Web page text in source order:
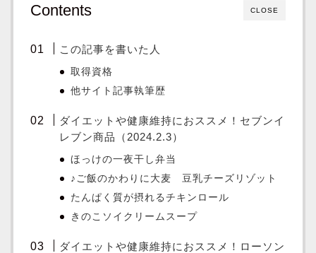
CLOSE
Contents
この記事を書いた人
取得資格
他サイト記事執筆歴
ダイエットや健康維持におススメ！セブンイ
レブン商品（2024.2.3）
ほっけの一夜干し弁当
♪ご飯のかわりに大麦 豆乳チーズリゾット
たんぱく質が摂れるチキンロール
きのこソイクリームスープ
ダイエットや健康維持におススメ！ローソン